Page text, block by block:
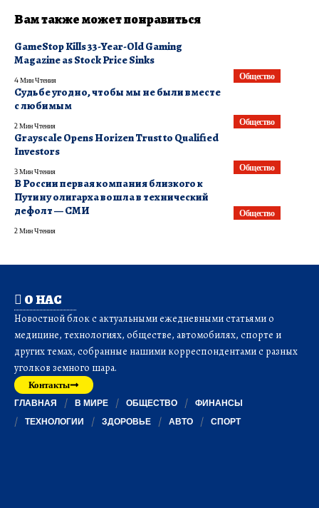
Вам также может понравиться
Общество
GameStop Kills 33-Year-Old Gaming
Magazine as Stock Price Sinks
4 Мин Чтения
Общество
Судьбе угодно, чтобы мы не были вместе
с любимым
2 Мин Чтения
Общество
Grayscale Opens Horizen Trust to Qualified
Investors
3 Мин Чтения
Общество
В России первая компания близкого к
Путину олигарха вошла в технический
дефолт — СМИ
2 Мин Чтения
О НАС
Новостной блок с актуальными ежедневными статьями о
медицине, технологиях, обществе, автомобилях, спорте и
других темах, собранные нашими корреспондентами с разных
уголков земного шара.
Контакты
ГЛАВНАЯ В МИРЕ ОБЩЕСТВО
ФИНАНСЫ
ТЕХНОЛОГИИ
ЗДОРОВЬЕ АВТО СПОРТ